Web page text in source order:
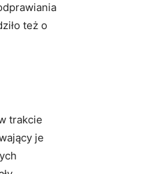
też o
trakcie
je